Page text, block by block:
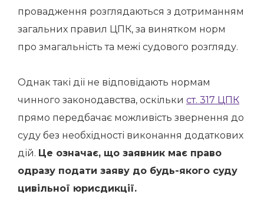
провадження розглядаються з дотриманням
загальних правил ЦПК, за винятком норм
про змагальність та межі судового розгляду.
Однак такі дії не відповідають нормам
чинного законодавства, оскільки ст. 317 ЦПК
прямо передбачає можливість звернення до
суду без необхідності виконання додаткових
дій. Це означає, що заявник має право
одразу подати заяву до будь-якого суду
цивільної юрисдикції.